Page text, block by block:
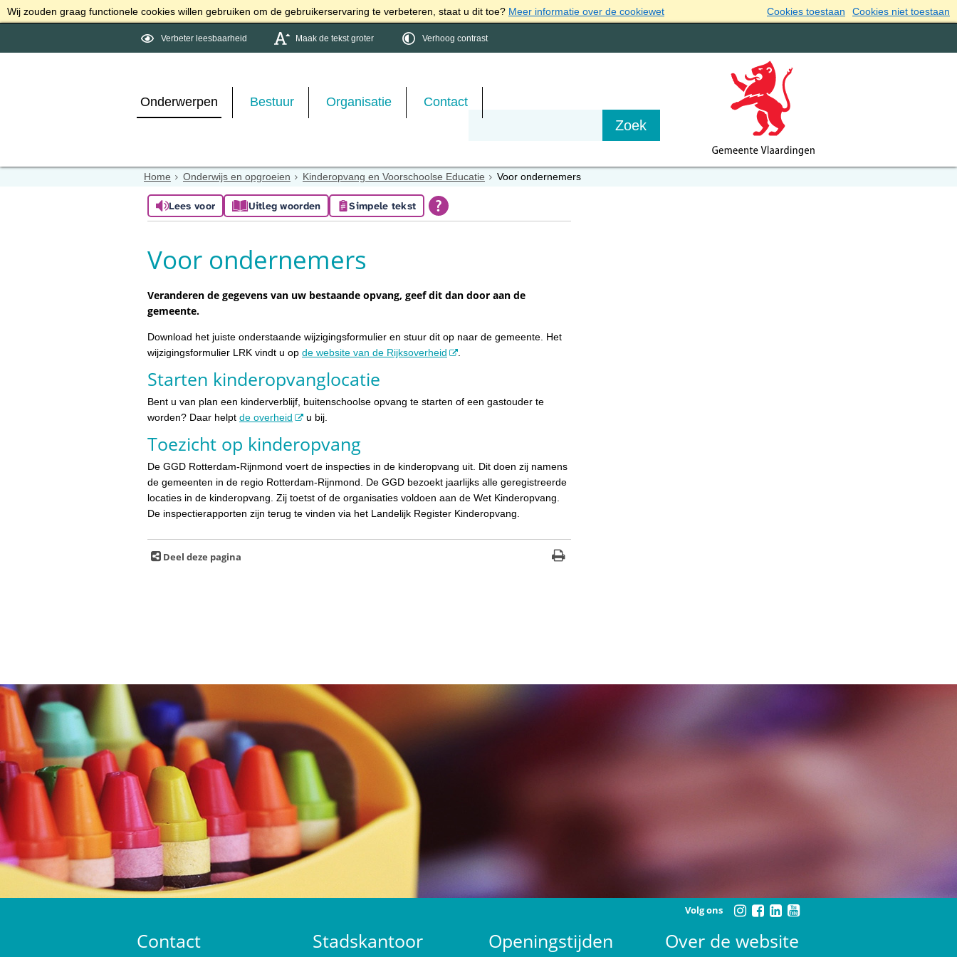
Wij zouden graag functionele cookies willen gebruiken om de gebruikerservaring te verbeteren, staat u dit toe? Meer informatie over de cookiewet Cookies toestaan Cookies niet toestaan
Verbeter leesbaarheid Maak de tekst groter Verhoog contrast
Onderwerpen Bestuur Organisatie Contact
Home Onderwijs en opgroeien Kinderopvang en Voorschoolse Educatie Voor ondernemers
Lees voor Uitleg woorden Simpele tekst
Voor ondernemers
Veranderen de gegevens van uw bestaande opvang, geef dit dan door aan de
gemeente.
Download het juiste onderstaande wijzigingsformulier en stuur dit op naar de gemeente. Het
wijzigingsformulier LRK vindt u op de website van de Rijksoverheid
Starten kinderopvanglocatie
Bent u van plan een kinderverblijf, buitenschoolse opvang te starten of een gastouder te
worden? Daar helpt de overheid u bij.
Toezicht op kinderopvang
De GGD Rotterdam-Rijnmond voert de inspecties in de kinderopvang uit. Dit doen zij namens
de gemeenten in de regio Rotterdam-Rijnmond. De GGD bezoekt jaarlijks alle geregistreerde
locaties in de kinderopvang. Zij toetst of de organisaties voldoen aan de Wet Kinderopvang.
De inspectierapporten zijn terug te vinden via het Landelijk Register Kinderopvang.
Deel deze pagina
Volg ons
Contact Stadskantoor Openingstijden Over de website